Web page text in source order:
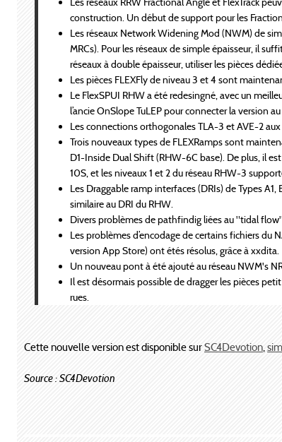
construction. Un début de support pour les
Les réseaux Network Widening Mod (NWM) de
MRCs). Pour les réseaux de simple épaisseur, il
réseaux à double épaisseur, utiliser les pièces
Les pièces FLEXFly de niveau 3 et 4 sont
Le FlexSPUI RHW a été redesingné, avec un
l’ancie OnSlope TuLEP pour connecter la version au
Les connections orthogonales TLA-3 et AVE-2
Trois nouveaux types de FLEXRamps sont
D1-Inside Dual Shift (RHW-6C base). De plus, il
10S, et les niveaux 1 et 2 du réseau RHW-3
Les Draggable ramp interfaces (DRIs) de Types
similaire au DRI du RHW.
Divers problèmes de pathfindig liées au "tidal
Les problèmes d’encodage de certains fichiers du
version App Store) ont étés résolus, grâce à xxdita.
Un nouveau pont à été ajouté au réseau NWM's
Il est désormais possible de dragger les pièces
rues.
Cette nouvelle version est disponible surSC4Devotion
Source : SC4Devotion